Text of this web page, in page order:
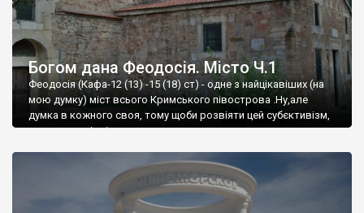
Богом дана Феодосія. Місто Ч.1
Феодосія (Кафа-12 (13) -15 (18) ст) - одне з найцікавіших (на
мою думку) міст всього Кримського півострова .Ну,але
думка в кожного своя, тому щоби розвіяти цей субєктивізм,
запрошую відвідати це